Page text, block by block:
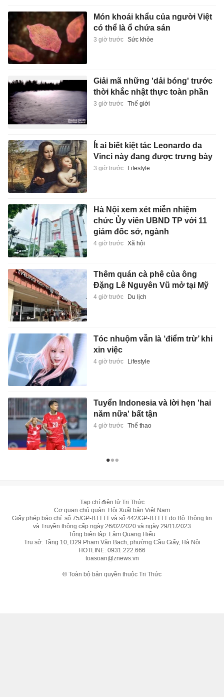
Món khoái khẩu của người Việt
có thể là ổ chứa sán
3 giờ trước Sức khỏe
Giải mã những 'dải bóng' trước
thời khắc nhật thực toàn phần
3 giờ trước Thế giới
Ít ai biết kiệt tác Leonardo da
Vinci này đang được trưng bày
3 giờ trước Lifestyle
Hà Nội xem xét miễn nhiệm
chức Ủy viên UBND TP với 11
giám đốc sở, ngành
4 giờ trước Xã hội
Thêm quán cà phê của ông
Đặng Lê Nguyên Vũ mở tại Mỹ
4 giờ trước Du lịch
Tóc nhuộm vẫn là ‘điểm trừ’ khi
xin việc
4 giờ trước Lifestyle
Tuyển Indonesia và lời hẹn 'hai
năm nữa' bất tận
4 giờ trước Thể thao
Tạp chí điện tử Tri Thức
Cơ quan chủ quản: Hội Xuất bản Việt Nam
Giấy phép báo chí: số 75/GP-BTTTT và số 442/GP-BTTTT do Bộ Thông tin
và Truyền thông cấp ngày 26/02/2020 và ngày 29/11/2023
Tổng biên tập: Lâm Quang Hiếu
Trụ sở: Tầng 10, D29 Phạm Văn Bạch, phường Cầu Giấy, Hà Nội
HOTLINE: 0931.222.666
toasoan@znews.vn
© Toàn bộ bản quyền thuộc Tri Thức